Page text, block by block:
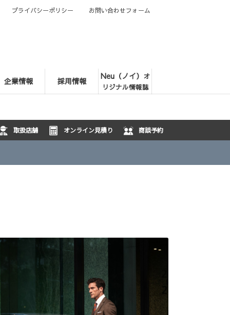
企業情報 採用情報 Neu（ノイ） オ
リジナル情報誌
プライバシーポリシー お問い合わせフォーム
取扱店舗 オンライン見積り 商談予約